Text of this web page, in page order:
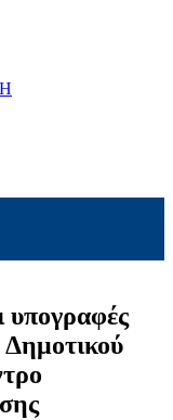
Δημοτικού